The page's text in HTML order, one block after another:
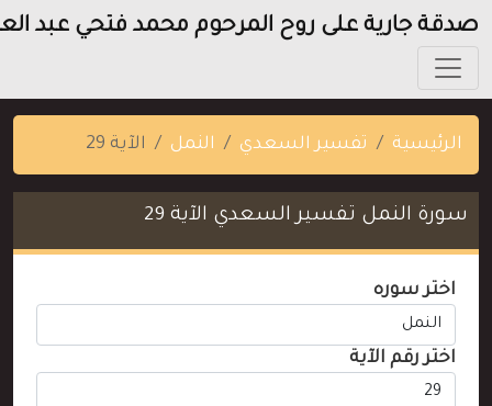
جارية على روح المرحوم محمد فتحي عبد العزيز
الرئيسية تفسير السعدي النمل الآية 29
سورة النمل تفسير السعدي الآية 29
اختر سوره
اختر رقم الآية